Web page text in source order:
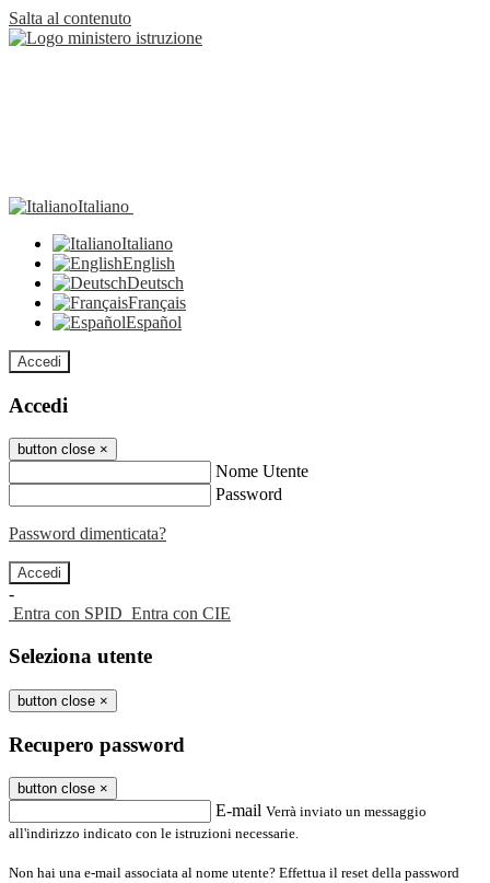
Salta al contenuto
Italiano
Italiano
English
Deutsch
Français
Español
Accedi
Accedi
button close ×
Nome Utente
Password
Password dimenticata?
-
Entra con SPID Entra con CIE
Seleziona utente
button close ×
Recupero password
button close ×
E-mail Verrà inviato un messaggio
all'indirizzo indicato con le istruzioni necessarie.
Non hai una e-mail associata al nome utente? Effettua il reset della password